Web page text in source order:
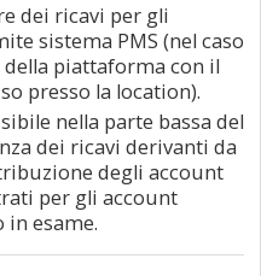
dei ricavi per gli
sistema PMS (nel caso
della piattaforma con il
presso la location).
nella parte bassa del
dei ricavi derivanti da
degli account
per gli account
esame.